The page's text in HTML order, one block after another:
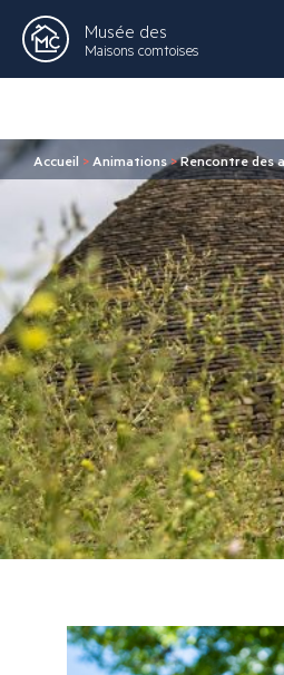
Musée des
Maisons comtoises
Accueil > Animations>Rencontre des